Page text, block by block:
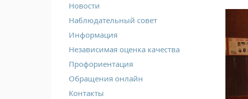
Новости
Наблюдательный совет
Информация
Независимая оценка качества
Профориентация
Обращения онлайн
Контакты